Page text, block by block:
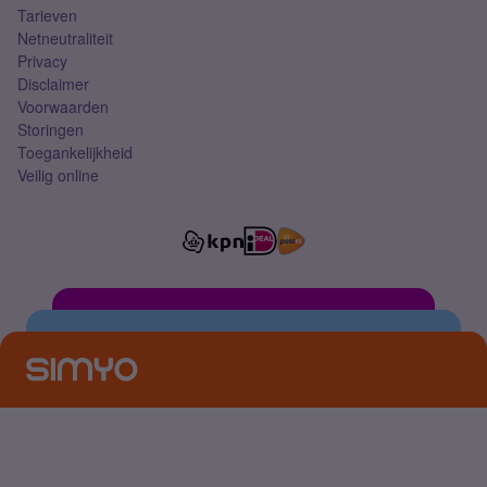
Tarieven
Netneutraliteit
Privacy
Disclaimer
Voorwaarden
Storingen
Toegankelijkheid
Veilig online